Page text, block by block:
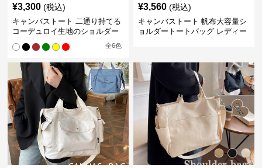
¥3,300 (税込)
キャンバストート 二通り持てる
コーデュロイ生地のショルダー
全6色
¥3,560 (税込)
キャンバストート 帆布大容量シ
ョルダートートバッグ レディー